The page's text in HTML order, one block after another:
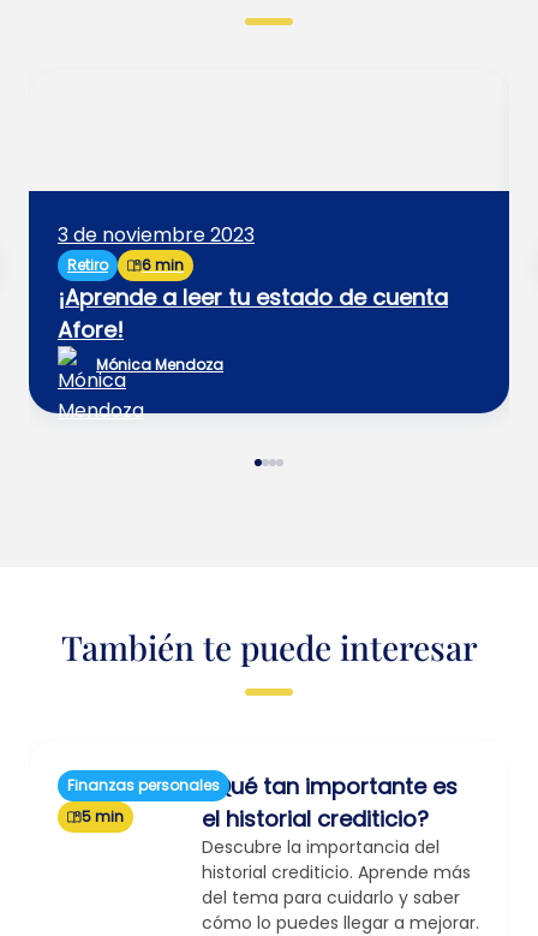
3 de noviembre 2023
Retiro 6 min
¡Aprende a leer tu estado de cuenta
Afore!
Mónica Mendoza
También te puede interesar
Finanzas personales
5 min
¿Qué tan importante es
el historial crediticio?
Descubre la importancia del
historial crediticio. Aprende más
del tema para cuidarlo y saber
cómo lo puedes llegar a mejorar.